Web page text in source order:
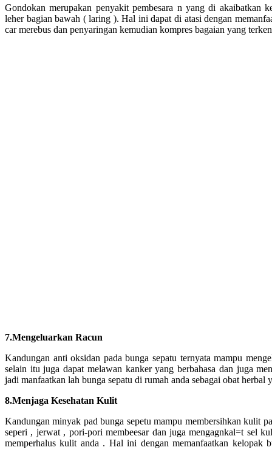
Gondokan merupakan penyakit pembesara n yang di akaibatkan
leher bagian bawah ( laring ). Hal ini dapat di atasi dengan
car merebus dan penyaringan kemudian kompres bagaian yang
7.Mengeluarkan Racun
Kandungan anti oksidan pada bunga sepatu ternyata mampu
selain itu juga dapat melawan kanker yang berbahasa dan juga
jadi manfaatkan lah bunga sepatu di rumah anda sebagai obat herbal
8.Menjaga Kesehatan Kulit
Kandungan minyak pad bunga sepetu mampu membersihkan kulit
seperi , jerwat , pori-pori membeesar dan juga mengagnkal=t sel
memperhalus kulit anda . Hal ini dengan memanfaatkan kelopak